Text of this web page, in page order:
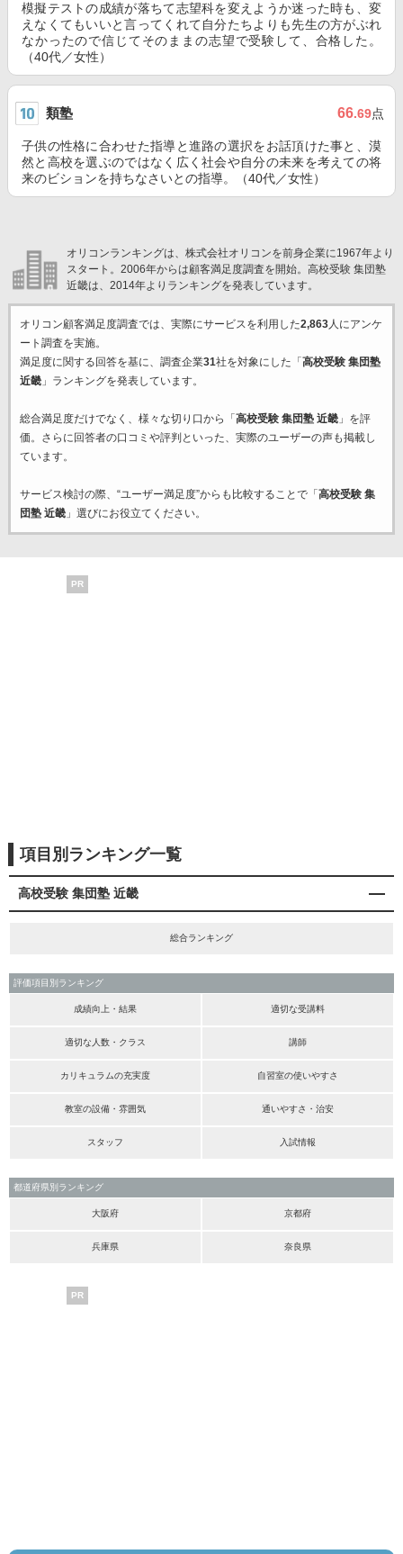
模擬テストの成績が落ちて志望科を変えようか迷った時も、変
えなくてもいいと言ってくれて自分たちよりも先生の方がぶれ
なかったので信じてそのままの志望で受験して、合格した。
（40代／女性）
類塾 66.69点
子供の性格に合わせた指導と進路の選択をお話頂けた事と、漠
然と高校を選ぶのではなく広く社会や自分の未来を考えての将
来のビションを持ちなさいとの指導。（40代／女性）
オリコンランキングは、株式会社オリコンを前身企業に1967年より
スタート。2006年からは顧客満足度調査を開始。高校受験 集団塾
近畿は、2014年よりランキングを発表しています。
オリコン顧客満足度調査では、実際にサービスを利用した2,863人にアンケ
ート調査を実施。
満足度に関する回答を基に、調査企業31社を対象にした「 高校受験 集団塾
近畿」ランキングを発表しています。
総合満足度だけでなく、様々な切り口から「 高校受験 集団塾 近畿」を評
価。さらに回答者の口コミや評判といった、実際のユーザーの声も掲載し
ています。
サービス検討の際、“ユーザー満足度”からも比較することで「 高校受験 集
団塾 近畿」選びにお役立てください。
PR
項目別ランキング一覧
高校受験 集団塾 近畿
総合ランキング
評価項目別ランキング
成績向上・結果 適切な受講料
適切な人数・クラス 講師
カリキュラムの充実度 自習室の使いやすさ
教室の設備・雰囲気 通いやすさ・治安
スタッフ 入試情報
都道府県別ランキング
大阪府 京都府
兵庫県 奈良県
PR